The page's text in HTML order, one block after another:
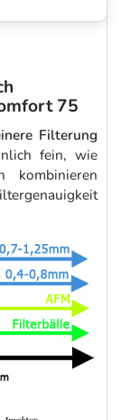
75
Filterung
fein, wie
kombinieren